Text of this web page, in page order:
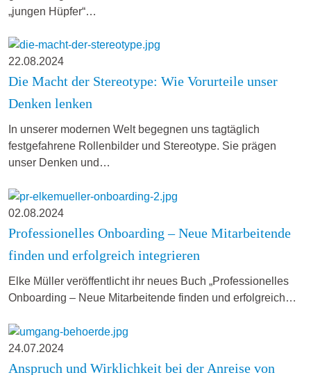
„jungen Hüpfer“…
22.08.2024
Die Macht der Stereotype: Wie Vorurteile unser
Denken lenken
In unserer modernen Welt begegnen uns tagtäglich
festgefahrene Rollenbilder und Stereotype. Sie prägen
unser Denken und…
02.08.2024
Professionelles Onboarding – Neue Mitarbeitende
finden und erfolgreich integrieren
Elke Müller veröffentlicht ihr neues Buch „Professionelles
Onboarding – Neue Mitarbeitende finden und erfolgreich…
24.07.2024
Anspruch und Wirklichkeit bei der Anreise von